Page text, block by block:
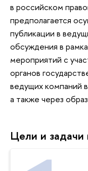
в российском
предполагается
публикации в
обсуждения в
мероприятий с
органов
ведущих компаний
а также через
Цели и задачи